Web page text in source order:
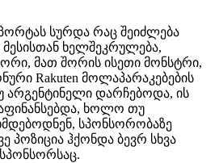
სურდა რაც შეიძლება
ხელშეკრულება,
მათ შორის ისეთი მონსტრი,
Rakuten მოლაპარაკებების
დარჩებოდა, ის
ხოლო თუ
სპონსორობაზე
პოზიცია ჰქონდა ბევრ სხვა